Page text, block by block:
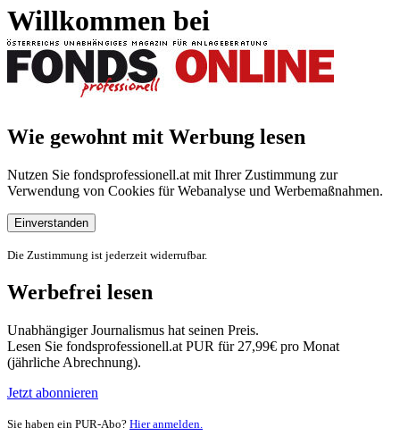
Willkommen bei
Wie gewohnt mit Werbung lesen
Nutzen Sie fondsprofessionell.at mit Ihrer Zustimmung zur
Verwendung von Cookies für Webanalyse und Werbemaßnahmen.
Einverstanden
Die Zustimmung ist jederzeit widerrufbar.
Werbefrei lesen
Unabhängiger Journalismus hat seinen Preis.
Lesen Sie fondsprofessionell.at PUR für 27,99€ pro Monat
(jährliche Abrechnung).
Jetzt abonnieren
Sie haben ein PUR-Abo? Hier anmelden.